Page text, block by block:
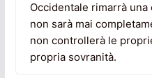
Occidentale rimarrà
non sarà mai
non controllerà le
propria sovranità.